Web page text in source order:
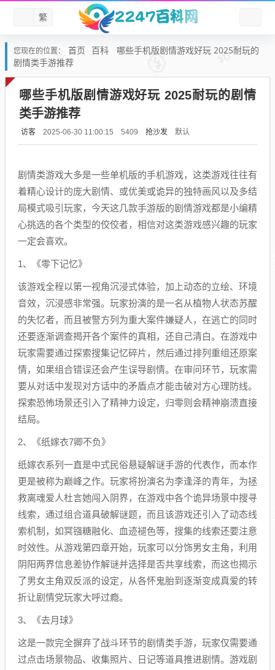
繁
您现在的位置： 首页 百科
哪些手机版剧情游戏好玩 2025耐玩的
剧情类手游推荐
哪些手机版剧情游戏好玩 2025耐玩的剧情
类手游推荐
访客 2025-06-30 11:00:15 5409 抢沙发 默认
剧情类游戏大多是一些单机版的手机游戏，这类游戏往往有
着精心设计的庞大剧情、或优美或诡异的独特画风以及多结
局模式吸引玩家，今天这几款手游版的剧情游戏都是小编精
心挑选的各个类型的佼佼者，相信对这类游戏感兴趣的玩家
一定会喜欢。
1、《零下记忆》
该游戏全程以第一视角沉浸式体验，加上动态的立绘、环境
音效，沉浸感非常强。玩家扮演的是一名从植物人状态苏醒
的失忆者，而且被警方列为重大案件嫌疑人，在逃亡的同时
还要逐渐调查揭开各个案件的真相，还自己清白。在游戏中
玩家需要通过探索搜集记忆碎片，然后通过排列重组还原案
情，如果组合错误还会产生误导剧情。在审问环节，玩家需
要从对话中发现对方话中的矛盾点才能击破对方心理防线。
探索恐怖场景还引入了精神力设定，归零则会精神崩溃直接
结局。
2、《纸嫁衣7卿不负》
纸嫁衣系列一直是中式民俗悬疑解谜手游的代表作，而本作
更是被称为巅峰之作。玩家将扮演名为‌李逢泽‌的青年，为拯
救离魂爱人‌杜言她‌闯入阴界，在游戏中各个诡异场景中搜寻
线索，通过组合道具破解谜题，而且该游戏还引入了动态线
索机制，如冥镪糖融化、血迹褪色等，搜集的线索还要注意
时效性。从游戏第四章开始，玩家可以分饰男女主角，利用
阴阳两界信息差协作解谜并选择是否共享线索，而这也揭示
了男女主角双反派的设定，从各怀鬼胎到逐渐变成真爱的转
折让剧情党玩家大呼过瘾。
3、《去月球》
这是一款完全摒弃了战斗环节的剧情类手游，玩家仅需要通
过点击场景物品、收集照片、日记等道具推进剧情。游戏剧